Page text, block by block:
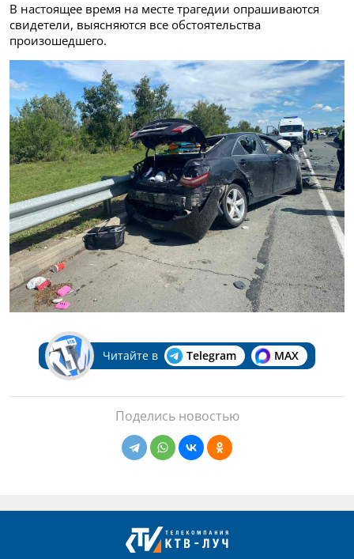
В настоящее время на месте трагедии опрашиваются
свидетели, выясняются все обстоятельства
произошедшего.
Читайте в Telegram MAX
Поделись новостью